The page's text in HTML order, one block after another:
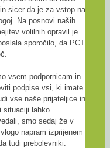
sicer da je za vstop na
Na posnovi naših
volilnih opravil je
sporočilo, da PCT
vsem podpornicam in
podpise vsi, ki imate
vse naše prijateljice in
situaciji lahko
smo sedaj že v
napram izprijenem
tudi prebolevniki.